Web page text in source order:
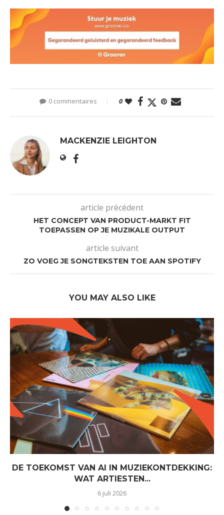
0 commentaires 0
MACKENZIE LEIGHTON
article précédent
HET CONCEPT VAN PRODUCT-MARKT FIT
TOEPASSEN OP JE MUZIKALE OUTPUT
article suivant
ZO VOEG JE SONGTEKSTEN TOE AAN SPOTIFY
YOU MAY ALSO LIKE
DE TOEKOMST VAN AI IN MUZIEKONTDEKKING:
WAT ARTIESTEN...
6 juli 2026